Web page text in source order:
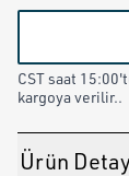
CST saat
kargoya verilir..
Ürün